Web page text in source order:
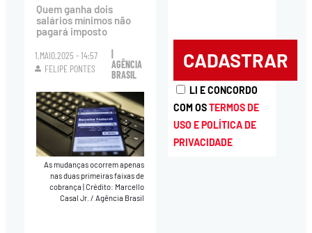
Quem ganha dois
salários mínimos não
pagará imposto
1.MAIO.2025 - 14:57
FELIPE PONTES
AGÊNCIA
BRASIL
As mudanças ocorrem apenas
nas duas primeiras faixas de
cobrança|Crédito: Marcello
Casal Jr. / Agência Brasil
LI E CONCORDO
COM OSTERMOS DE
USO E POLÍTICA DE
PRIVACIDADE